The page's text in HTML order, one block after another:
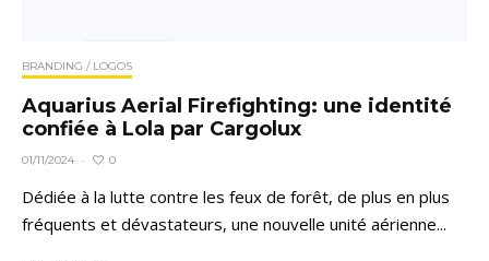
BRANDING / LOGOS
Aquarius Aerial Firefighting: une identité
confiée à Lola par Cargolux
01/11/2024 · 0
Dédiée à la lutte contre les feux de forêt, de plus en plus
fréquents et dévastateurs, une nouvelle unité aérienne...